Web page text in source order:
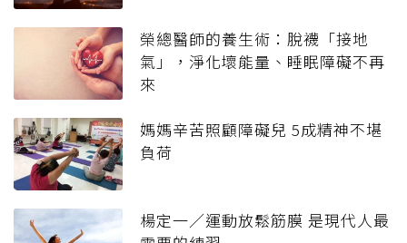
榮總醫師的養生術：脫襪「接地
氣」，淨化壞能量、睡眠障礙不再
來
媽媽辛苦照顧障礙兒 5成精神不堪
負荷
楊定一／運動放鬆筋膜 是現代人最